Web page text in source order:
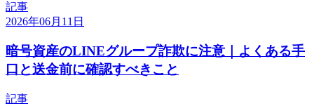
記事
2026年06月11日
暗号資産のLINEグループ詐欺に注意｜よくある手
口と送金前に確認すべきこと
記事